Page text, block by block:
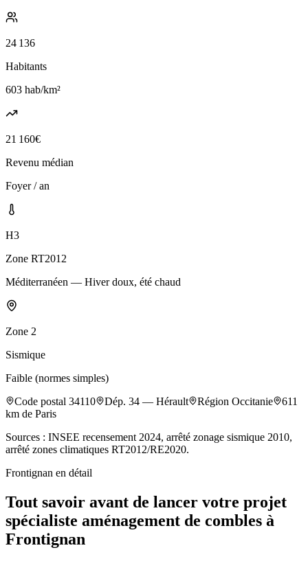
24 136
Habitants
603 hab/km²
21 160€
Revenu médian
Foyer / an
H3
Zone RT2012
Méditerranéen — Hiver doux, été chaud
Zone 2
Sismique
Faible (normes simples)
Code postal 34110 Dép. 34 — Hérault Région Occitanie
611
km de Paris
Sources : INSEE recensement 2024, arrêté zonage sismique 2010,
arrêté zones climatiques RT2012/RE2020.
Frontignan en détail
Tout savoir avant de lancer votre projet
spécialiste aménagement de combles à
Frontignan